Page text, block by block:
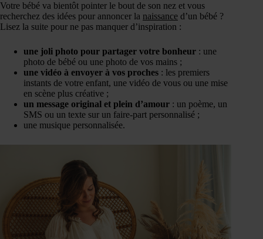
Votre bébé va bientôt pointer le bout de son nez et vous
recherchez des idées pour annoncer la naissance d’un bébé ?
Lisez la suite pour ne pas manquer d’inspiration :
une joli photo pour partager votre bonheur : une
photo de bébé ou une photo de vos mains ;
une vidéo à envoyer à vos proches : les premiers
instants de votre enfant, une vidéo de vous ou une mise
en scène plus créative ;
un message original et plein d’amour : un poème, un
SMS ou un texte sur un faire-part personnalisé ;
une musique personnalisée.